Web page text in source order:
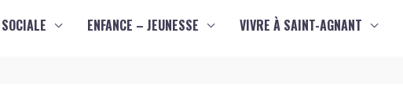
ENFANCE – JEUNESSE VIVRE À SAINT-AGNANT